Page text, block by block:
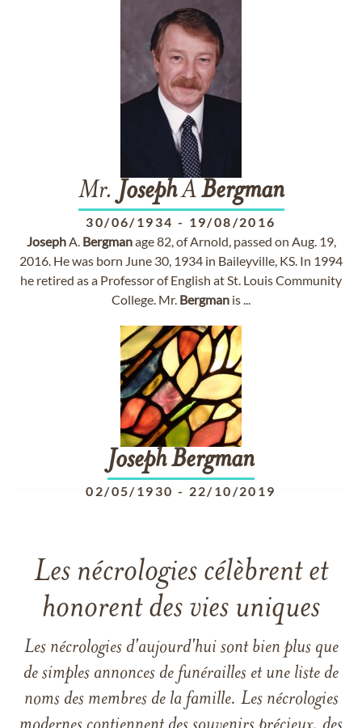
Mr. JosephABergman
30/06/1934 - 19/08/2016
JosephA. Bergmanage 82, of Arnold, passed on Aug. 19,
2016. He was born June 30, 1934 in Baileyville, KS. In 1994
he retired as a Professor of English at St. Louis Community
College. Mr. Bergman is ...
JosephBergman
02/05/1930 - 22/10/2019
Les nécrologies célèbrent et
honorent des vies uniques
Les nécrologies d'aujourd'hui sont bien plus que
de simples annonces de funérailles et une liste de
noms des membres de la famille. Les nécrologies